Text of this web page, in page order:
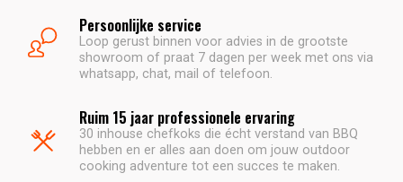
Persoonlijke service
Loop gerust binnen voor advies in de grootste
showroom of praat 7 dagen per week met ons via
whatsapp, chat, mail of telefoon.
Ruim 15 jaar professionele ervaring
30 inhouse chefkoks die écht verstand van BBQ
hebben en er alles aan doen om jouw outdoor
cooking adventure tot een succes te maken.